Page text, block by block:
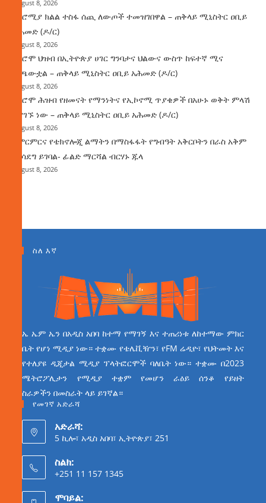
August 8, 2026
በኦሮሚያ ክልል ተስፋ ሰጪ ለውጦች ተመዝገበዋል – ጠቅላይ ሚኒስትር ዐቢይ
አሕመድ (ዶ/ር)
August 8, 2026
የኦሮሞ ህዝብ በኢትዮጵያ ሀገር ግንባታና ህልውና ውስጥ ከፍተኛ ሚና
ተጫውቷል – ጠቅላይ ሚኒስትር ዐቢይ አሕመድ (ዶ/ር)
August 8, 2026
የኦሮሞ ሕዝብ የዘመናት የማንነትና የኢኮኖሚ ጥያቄዎች በአሁኑ ወቅት ምላሽ
እያገኙ ነው – ጠቅላይ ሚኒስትር ዐቢይ አሕመድ (ዶ/ር)
August 8, 2026
የምርምርና የቴክኖሎጂ ልማትን በማስፋፋት የግብዓት አቅርቦትን በራስ አቅም
ማሳደግ ይገባል- ፊልድ ማርሻል ብርሃኑ ጁላ
August 8, 2026
ስለ እኛ
ኤ ኤም ኤን በአዲስ አበባ ከተማ የማገኝ እና ተጠሪነቱ ለከተማው ምክር
ቤት የሆነ ሚዲያ ነው። ተቋሙ የቴሌቪዥን፣ የFM ሬዲዮ፣ የህትመት እና
የተለያዩ ዲጂታል ሚዲያ ፕላትፎርሞች ባለቤት ነው። ተቋሙ በ2023
ሜትሮፖሊታን የሚዲያ ተቋም የመሆን ራዕይ ሰንቆ የይዘት
ስራዎችን በመስራት ላይ ይገኛል።
የመገኛ አድራሻ
አድራሻ:
5 ኪሎ፣ አዲስ አበባ፣ ኢትዮጵያ፣ 251
ስልክ:
+251 11 157 1345
ሞባይል: